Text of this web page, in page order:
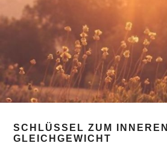
SCHLÜSSEL ZUM INNEREN
GLEICHGEWICHT